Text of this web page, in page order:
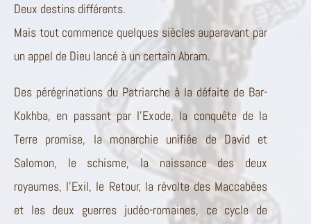
Deux destins différents.
Mais tout commence quelques siècles auparavant par
un appel de Dieu lancé à un certain Abram.
Des pérégrinations du Patriarche à la défaite de Bar-
Kokhba, en passant par l’Exode, la conquête de la
Terre promise, la monarchie unifiée de David et
Salomon, le schisme, la naissance des deux
royaumes, l’Exil, le Retour, la révolte des Maccabées
et les deux guerres judéo-romaines, ce cycle de